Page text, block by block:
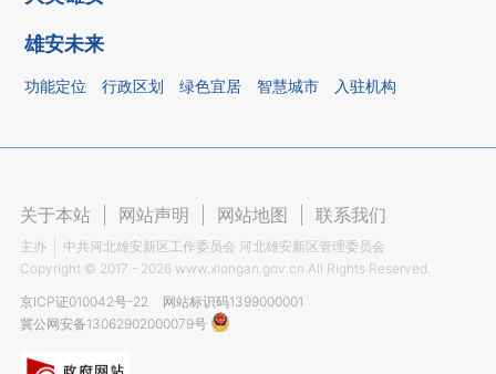
雄安未来
功能定位 行政区划 绿色宜居 智慧城市 入驻机构
关于本站 网站声明 网站地图 联系我们
主办
中共河北雄安新区工作委员会 河北雄安新区管理委员会
Copyright © 2017 - 2026 www.xiongan.gov.cn All Rights Reserved.
京ICP证010042号-22
网站标识码1399000001
冀公网安备13062902000079号